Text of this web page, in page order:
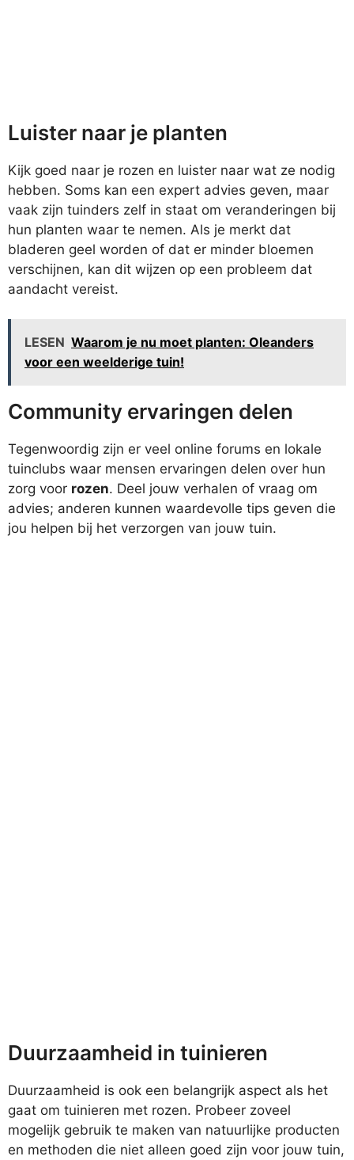
Luister naar je planten
Kijk goed naar je rozen en luister naar wat ze nodig
hebben. Soms kan een expert advies geven, maar
vaak zijn tuinders zelf in staat om veranderingen bij
hun planten waar te nemen. Als je merkt dat
bladeren geel worden of dat er minder bloemen
verschijnen, kan dit wijzen op een probleem dat
aandacht vereist.
LESEN Waarom je nu moet planten: Oleanders
voor een weelderige tuin!
Community ervaringen delen
Tegenwoordig zijn er veel online forums en lokale
tuinclubs waar mensen ervaringen delen over hun
zorg voor rozen. Deel jouw verhalen of vraag om
advies; anderen kunnen waardevolle tips geven die
jou helpen bij het verzorgen van jouw tuin.
Duurzaamheid in tuinieren
Duurzaamheid is ook een belangrijk aspect als het
gaat om tuinieren met rozen. Probeer zoveel
mogelijk gebruik te maken van natuurlijke producten
en methoden die niet alleen goed zijn voor jouw tuin,